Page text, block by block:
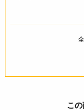
こ